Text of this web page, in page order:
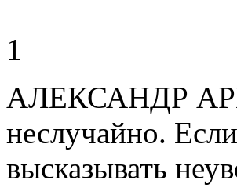
1
АЛЕКСАНДР
неслучайно.
высказывать